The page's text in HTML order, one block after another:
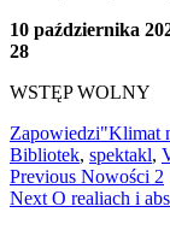
10 października
28
WSTĘP WOLNY
Zapowiedzi"Klimat
Bibliotek, spektakl,
Nawigacja
wpisu
Previous Previous
post:
Nowości 2
Next Next
O realiach i